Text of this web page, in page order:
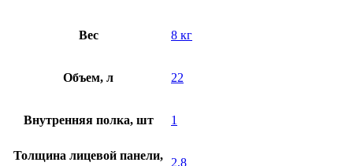
Вес 8 кг
Объем, л 22
Внутренняя полка, шт 1
Толщина лицевой панели,
2,8